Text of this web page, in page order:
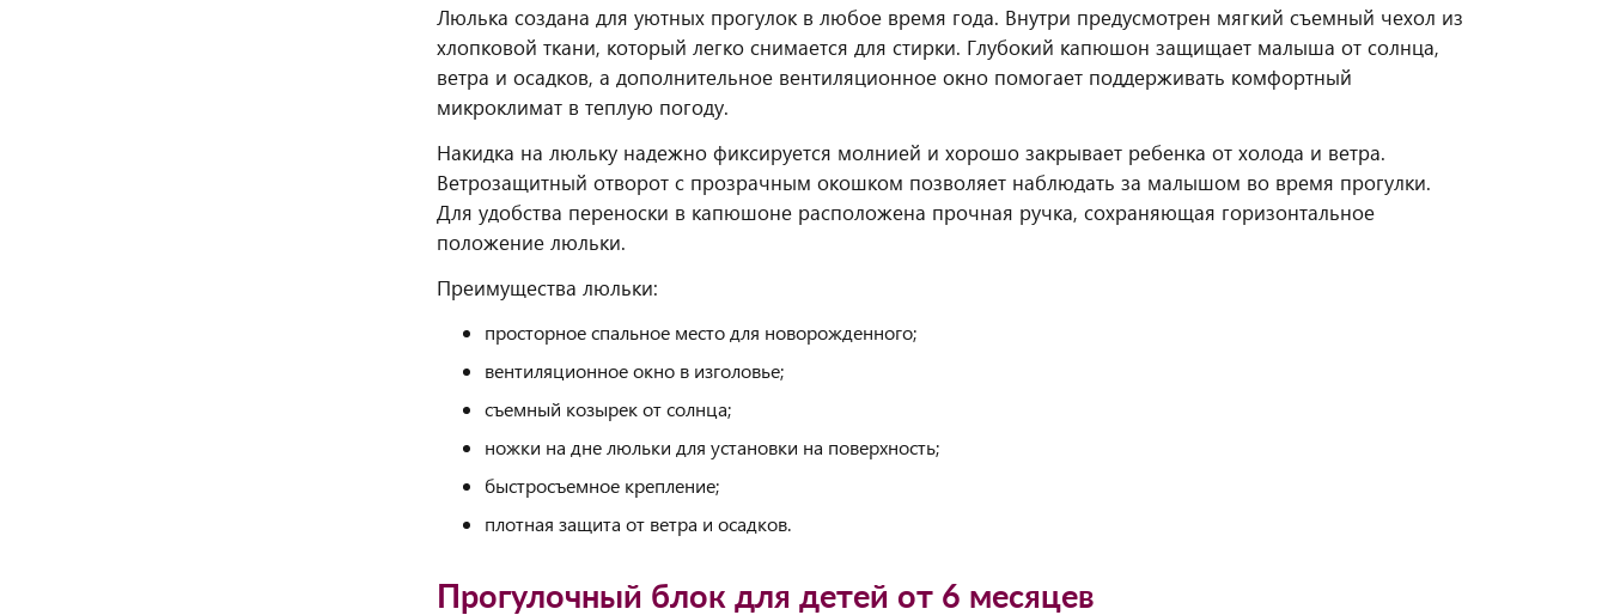
Люлька создана для уютных прогулок в любое время года. Внутри предусмотрен мягкий съемный чехол из
хлопковой ткани, который легко снимается для стирки. Глубокий капюшон защищает малыша от солнца,
ветра и осадков, а дополнительное вентиляционное окно помогает поддерживать комфортный
микроклимат в теплую погоду.
Накидка на люльку надежно фиксируется молнией и хорошо закрывает ребенка от холода и ветра.
Ветрозащитный отворот с прозрачным окошком позволяет наблюдать за малышом во время прогулки.
Для удобства переноски в капюшоне расположена прочная ручка, сохраняющая горизонтальное
положение люльки.
Преимущества люльки:
просторное спальное место для новорожденного;
вентиляционное окно в изголовье;
съемный козырек от солнца;
ножки на дне люльки для установки на поверхность;
быстросъемное крепление;
плотная защита от ветра и осадков.
Прогулочный блок для детей от 6 месяцев